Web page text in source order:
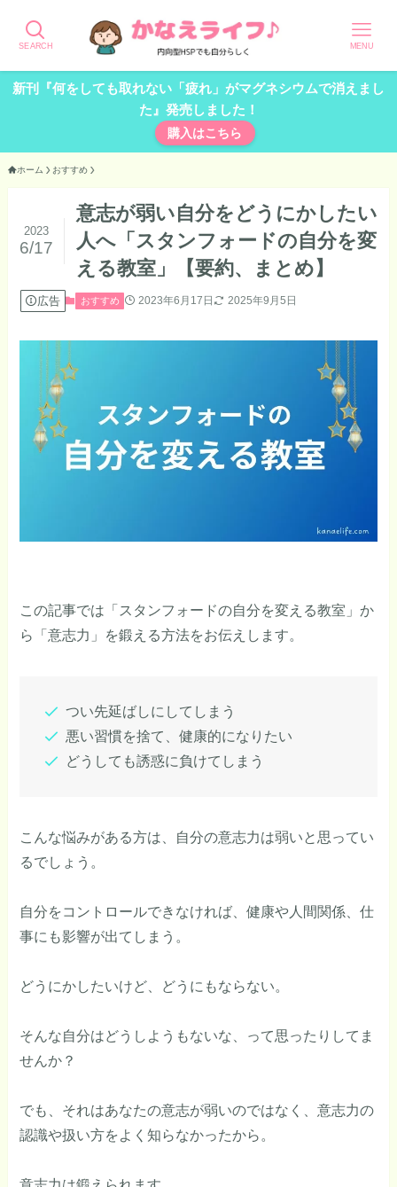
SEARCH MENU
新刊『何をしても取れない「疲れ」がマグネシウムで消えまし
た』発売しました！
購入はこちら
ホーム おすすめ
意志が弱い自分をどうにかしたい
人へ「スタンフォードの自分を変
える教室」【要約、まとめ】
2023
6/17
広告 おすすめ 2023年6月17日 2025年9月5日
この記事では「スタンフォードの自分を変える教室」か
ら「意志力」を鍛える方法をお伝えします。
つい先延ばしにしてしまう
悪い習慣を捨て、健康的になりたい
どうしても誘惑に負けてしまう
こんな悩みがある方は、自分の意志力は弱いと思ってい
るでしょう。
自分をコントロールできなければ、健康や人間関係、仕
事にも影響が出てしまう。
どうにかしたいけど、どうにもならない。
そんな自分はどうしようもないな、って思ったりしてま
せんか？
でも、それはあなたの意志が弱いのではなく、意志力の
認識や扱い方をよく知らなかったから。